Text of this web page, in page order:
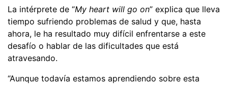
La intérprete de “My heart will go on” explica que lleva
tiempo sufriendo problemas de salud y que, hasta
ahora, le ha resultado muy difícil enfrentarse a este
desafío o hablar de las dificultades que está
atravesando.
“Aunque todavía estamos aprendiendo sobre esta